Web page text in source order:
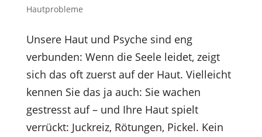
Hautprobleme
Unsere Haut und Psyche sind eng
verbunden: Wenn die Seele leidet, zeigt
sich das oft zuerst auf der Haut. Vielleicht
kennen Sie das ja auch: Sie wachen
gestresst auf – und Ihre Haut spielt
verrückt: Juckreiz, Rötungen, Pickel. Kein